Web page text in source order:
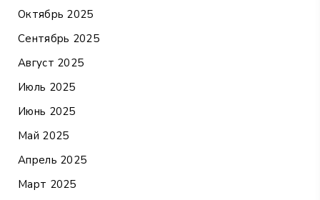
Октябрь 2025
Сентябрь 2025
Август 2025
Июль 2025
Июнь 2025
Май 2025
Апрель 2025
Март 2025